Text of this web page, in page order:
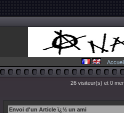
Accueil
26 visiteur(s) et 0
Envoi d'un Article ï¿½ un ami